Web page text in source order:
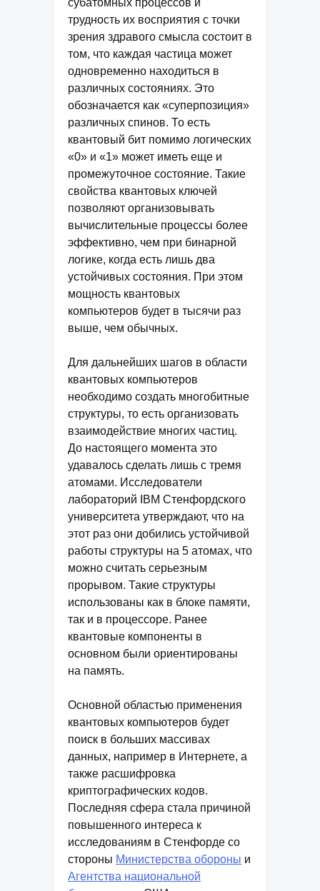
субатомных процессов и
трудность их восприятия с точки
зрения здравого смысла состоит в
том, что каждая частица может
одновременно находиться в
различных состояниях. Это
обозначается как «суперпозиция»
различных спинов. То есть
квантовый бит помимо логических
«0» и «1» может иметь еще и
промежуточное состояние. Такие
свойства квантовых ключей
позволяют организовывать
вычислительные процессы более
эффективно, чем при бинарной
логике, когда есть лишь два
устойчивых состояния. При этом
мощность квантовых
компьютеров будет в тысячи раз
выше, чем обычных.
Для дальнейших шагов в области
квантовых компьютеров
необходимо создать многобитные
структуры, то есть организовать
взаимодействие многих частиц.
До настоящего момента это
удавалось сделать лишь с тремя
атомами. Исследователи
лабораторий IBM Стенфордского
университета утверждают, что на
этот раз они добились устойчивой
работы структуры на 5 атомах, что
можно считать серьезным
прорывом. Такие структуры
использованы как в блоке памяти,
так и в процессоре. Ранее
квантовые компоненты в
основном были ориентированы
на память.
Основной областью применения
квантовых компьютеров будет
поиск в больших массивах
данных, например в Интернете, а
также расшифровка
криптографических кодов.
Последняя сфера стала причиной
повышенного интереса к
исследованиям в Стенфорде со
стороны Министерства обороны и
Агентства национальной